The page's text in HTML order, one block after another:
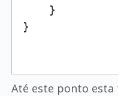
    }
Até este ponto